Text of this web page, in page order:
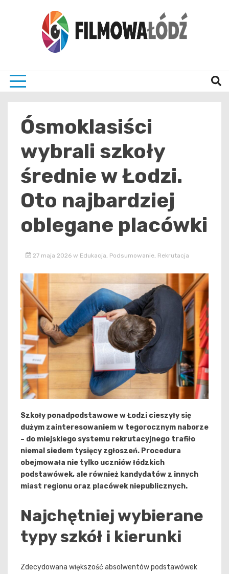
Ósmoklasiści
wybrali szkoły
średnie w Łodzi.
Oto najbardziej
oblegane placówki
27 maja 2026 w Edukacja Podsumowanie, Rekrutacja
Szkoły ponadpodstawowe w Łodzi cieszyły się
dużym zainteresowaniem w tegorocznym naborze
– do miejskiego systemu rekrutacyjnego trafiło
niemal siedem tysięcy zgłoszeń. Procedura
obejmowała nie tylko uczniów łódzkich
podstawówek, ale również kandydatów z innych
miast regionu oraz placówek niepublicznych.
Najchętniej wybierane
typy szkół i kierunki
Zdecydowana większość absolwentów podstawówek